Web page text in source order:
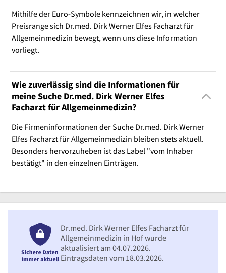
Mithilfe der Euro-Symbole kennzeichnen wir, in welcher
Preisrange sich Dr.med. Dirk Werner Elfes Facharzt für
Allgemeinmedizin bewegt, wenn uns diese Information
vorliegt.
Wie zuverlässig sind die Informationen für
meine Suche Dr.med. Dirk Werner Elfes
Facharzt für Allgemeinmedizin?
Die Firmeninformationen der Suche Dr.med. Dirk Werner
Elfes Facharzt für Allgemeinmedizin bleiben stets aktuell.
Besonders hervorzuheben ist das Label "vom Inhaber
bestätigt" in den einzelnen Einträgen.
Dr.med. Dirk Werner Elfes Facharzt für
Allgemeinmedizin in Hof wurde
aktualisiert am 04.07.2026.
Eintragsdaten vom 18.03.2026.